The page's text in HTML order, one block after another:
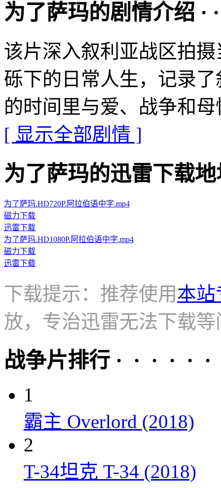
为了萨玛的剧情介绍 · ·
该片深入叙利亚战区拍
砾下的日常人生，记录
的时间里与爱、战争和
[ 显示全部剧情 ]
为了萨玛的迅雷下载地
为了萨玛.HD720P.阿拉伯语中字.mp4
磁力下载
迅雷下载
为了萨玛.HD1080P.阿拉伯语中字.mp4
磁力下载
迅雷下载
下载提示：推荐使用本站
放，专治迅雷无法下载等
战争片排行 · · · · · ·
1
霸主 Overlord (2018)
2
T-34坦克 T-34 (2018)